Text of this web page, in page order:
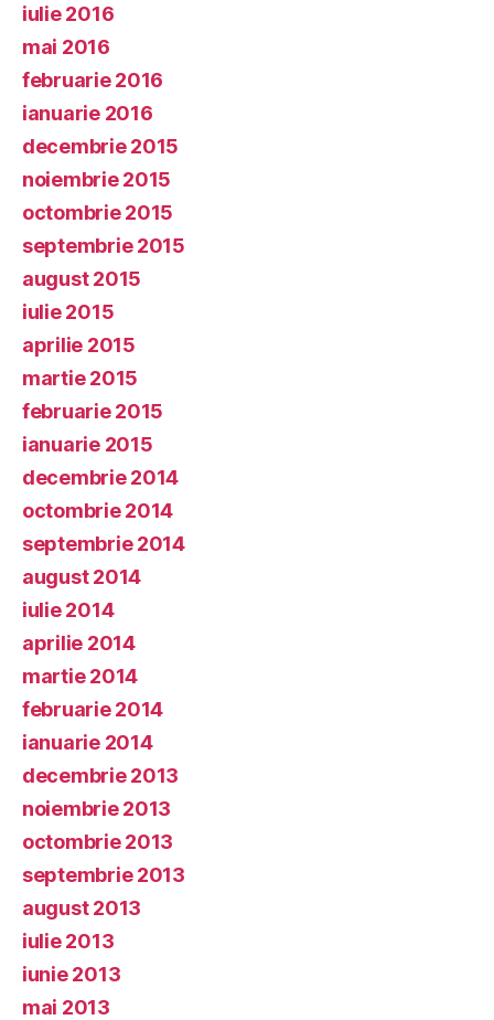
iulie 2016
mai 2016
februarie 2016
ianuarie 2016
decembrie 2015
noiembrie 2015
octombrie 2015
septembrie 2015
august 2015
iulie 2015
aprilie 2015
martie 2015
februarie 2015
ianuarie 2015
decembrie 2014
octombrie 2014
septembrie 2014
august 2014
iulie 2014
aprilie 2014
martie 2014
februarie 2014
ianuarie 2014
decembrie 2013
noiembrie 2013
octombrie 2013
septembrie 2013
august 2013
iulie 2013
iunie 2013
mai 2013